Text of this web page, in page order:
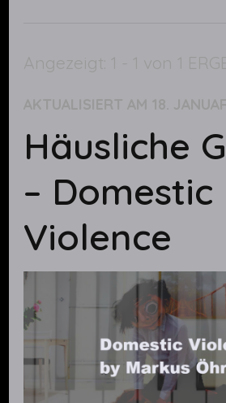
Angezeigt: 1 - 1 von 1
AKTUALISIERT AM 18.
Häusliche
– Domestic
Violence